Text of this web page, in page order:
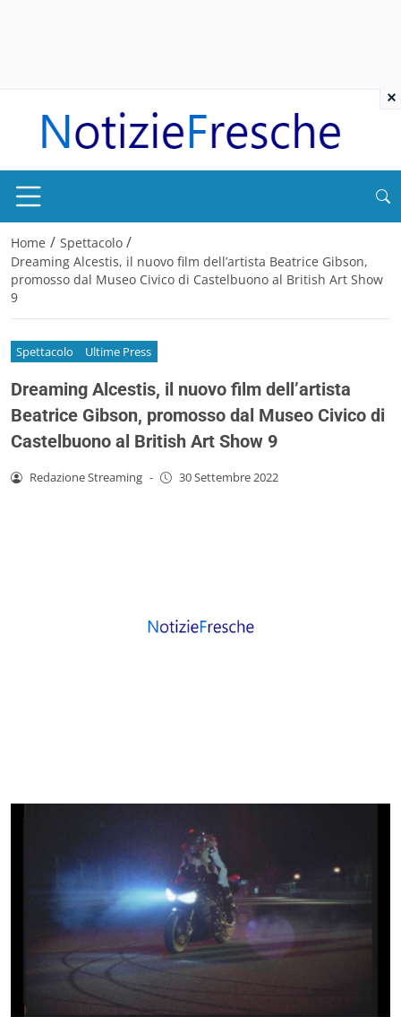
Home / Spettacolo /
Dreaming Alcestis, il nuovo film dell’artista Beatrice Gibson,
promosso dal Museo Civico di Castelbuono al British Art Show
9
Spettacolo Ultime Press
Dreaming Alcestis, il nuovo film dell’artista
Beatrice Gibson, promosso dal Museo Civico di
Castelbuono al British Art Show 9
Redazione Streaming - 30 Settembre 2022
×